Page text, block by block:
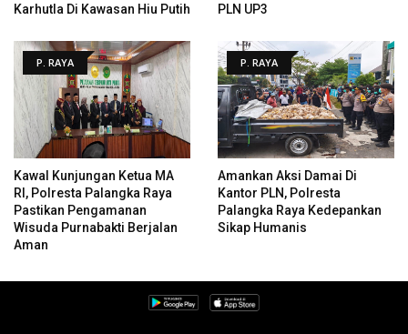
Karhutla Di Kawasan Hiu Putih
PLN UP3
P. RAYA
Kawal Kunjungan Ketua MA
RI, Polresta Palangka Raya
Pastikan Pengamanan
Wisuda Purnabakti Berjalan
Aman
P. RAYA
Amankan Aksi Damai Di
Kantor PLN, Polresta
Palangka Raya Kedepankan
Sikap Humanis